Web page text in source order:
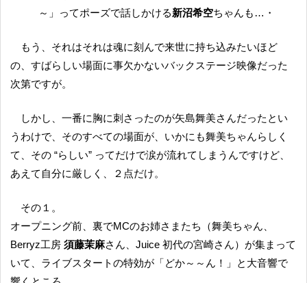
～」ってポーズで話しかける新沼希空ちゃんも…・
もう、それはそれは魂に刻んで来世に持ち込みたいほど
の、すばらしい場面に事欠かないバックステージ映像だった
次第ですが。
しかし、一番に胸に刺さったのが矢島舞美さんだったとい
うわけで、そのすべての場面が、いかにも舞美ちゃんらしく
て、その “らしい” ってだけで涙が流れてしまうんですけど、
あえて自分に厳しく、２点だけ。
その１。
オープニング前、裏でMCのお姉さまたち（舞美ちゃん、
Berryz工房 須藤茉麻さん、Juice 初代の宮崎さん）が集まって
いて、ライブスタートの特効が「どか～～ん！」と大音響で